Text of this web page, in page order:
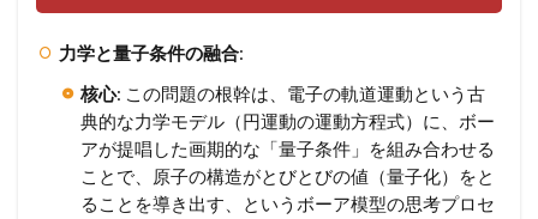
力学と量子条件の融合:
核心: この問題の根幹は、電子の軌道運動という古
典的な力学モデル（円運動の運動方程式）に、ボー
アが提唱した画期的な「量子条件」を組み合わせる
ことで、原子の構造がとびとびの値（量子化）をと
ることを導き出す、というボーア模型の思考プロセ